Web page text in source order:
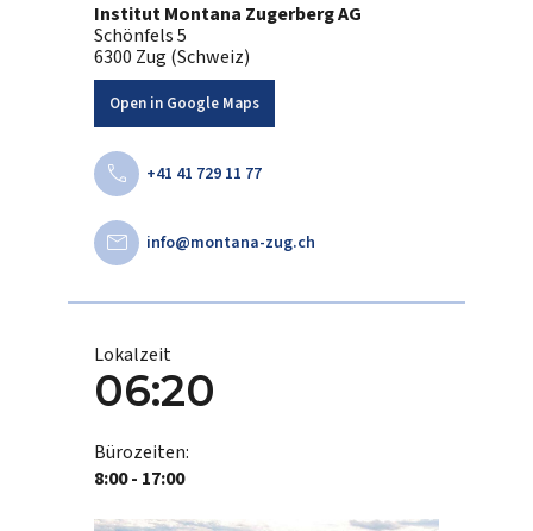
Institut Montana Zugerberg AG
Schönfels 5
6300 Zug (Schweiz)
Open in Google Maps
call +41 41 729 11 77
mail info@montana-zug.ch
Lokalzeit
06:20
Bürozeiten:
8:00 - 17:00